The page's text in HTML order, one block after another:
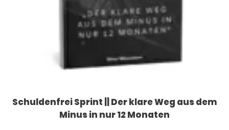
Schuldenfrei Sprint || Der klare Weg aus dem
Minus in nur 12 Monaten